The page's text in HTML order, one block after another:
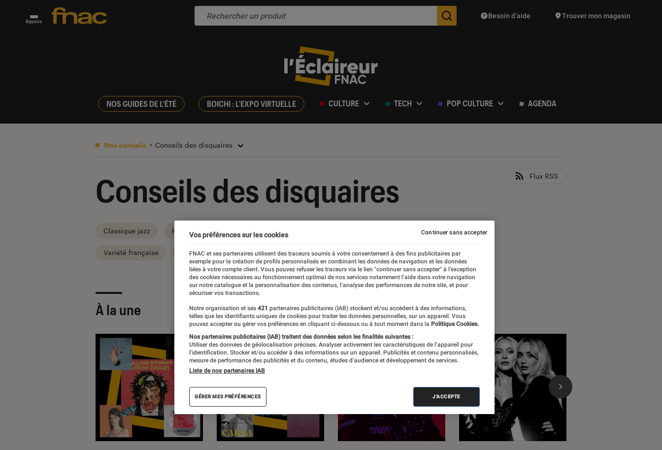
Rayons Des suggestions de produits vont vous être proposées
Besoin d’aide Trouver mon magasin
NOS GUIDES DE L'ÉTÉ BOICHI : L'EXPO VIRTUELLE CULTURE TECH POP CULTURE AGENDA
Nos conseils Conseils des disquaires
Conseils des disquaires Flux RSS
Classique jazz Hard metal Les dix albums du mois Rap R&B soul funk
Variété française World
À la une
Vos préférences sur les cookies
FNAC et ses partenaires utilisent des traceurs soumis à votre consentement à des fins publicitaires par
exemple pour la création de profils personnalisés en combinant les données de navigation et les données
liées à votre compte client. Vous pouvez refuser les traceurs via le lien "continuer sans accepter" à l’exception
des cookies nécessaires au fonctionnement optimal de nos services notamment l’aide dans votre navigation
sur notre catalogue et la personnalisation des contenus, l’analyse des performances de notre site, et pour
sécuriser vos transactions.
Notre organisation et ses 421 partenaires publicitaires (IAB) stockent et/ou accèdent à des informations,
telles que les identifiants uniques de cookies pour traiter les données personnelles, sur un appareil. Vous
pouvez accepter ou gérer vos préférences en cliquant ci-dessous ou à tout moment dans la Politique Cookies.
Nos partenaires publicitaires (IAB) traitent des données selon les finalités suivantes :
Utiliser des données de géolocalisation précises. Analyser activement les caractéristiques de l’appareil pour
l’identification. Stocker et/ou accéder à des informations sur un appareil. Publicités et contenu personnalisés,
mesure de performance des publicités et du contenu, études d’audience et développement de services.
Liste de nos partenaires IAB
GÉRER MES PRÉFÉRENCES J'ACCEPTE
Continuer sans accepter